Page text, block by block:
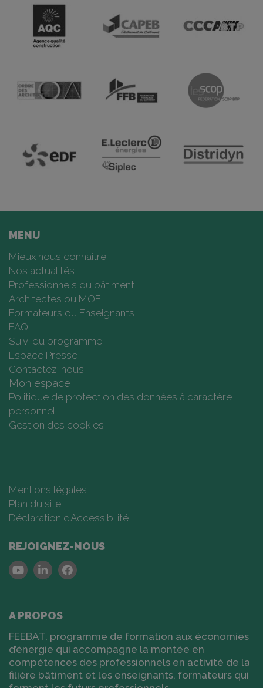
MENU
Mieux nous connaître
Nos actualités
Professionnels du bâtiment
Architectes ou MOE
Formateurs ou Enseignants
FAQ
Suivi du programme
Espace Presse
Contactez-nous
Mon espace
Politique de protection des données à caractère
personnel
Gestion des cookies
Mentions légales
Plan du site
Déclaration d’Accessibilité
REJOIGNEZ-NOUS
YoutubeLinkedinFacebook
A PROPOS
FEEBAT, programme de formation aux économies
d’énergie qui accompagne la montée en
compétences des professionnels en activité de la
filière bâtiment et les enseignants, formateurs qui